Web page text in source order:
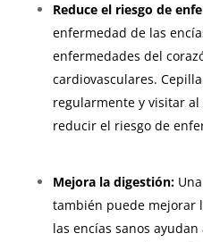
Reduce el riesgo de
enfermedad de las
enfermedades del
cardiovasculares.
regularmente y visitar
reducir el riesgo de
Mejora la digestión:
también puede mejorar
las encías sanos